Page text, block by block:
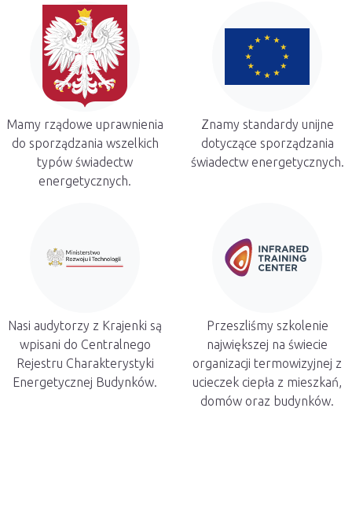
Mamy rządowe uprawnienia
do sporządzania wszelkich
typów świadectw
energetycznych.
Znamy standardy unijne
dotyczące sporządzania
świadectw energetycznych.
Nasi audytorzy z Krajenki są
wpisani do Centralnego
Rejestru Charakterystyki
Energetycznej Budynków.
Przeszliśmy szkolenie
największej na świecie
organizacji termowizyjnej z
ucieczek ciepła z mieszkań,
domów oraz budynków.